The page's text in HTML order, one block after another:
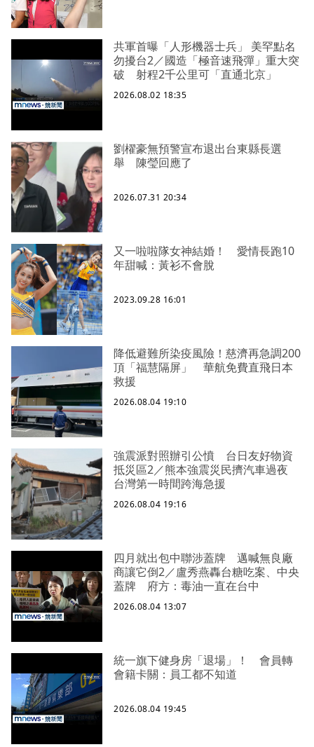
共軍首曝「人形機器士兵」 美罕點名
勿擾台2／國造「極音速飛彈」重大突
破 射程2千公里可「直通北京」
2026.08.02 18:35
劉櫂豪無預警宣布退出台東縣長選
舉 陳瑩回應了
2026.07.31 20:34
又一啦啦隊女神結婚！ 愛情長跑10
年甜喊：黃衫不會脫
2023.09.28 16:01
降低避難所染疫風險！慈濟再急調200
頂「福慧隔屏」 華航免費直飛日本
救援
2026.08.04 19:10
強震派對照辦引公憤 台日友好物資
抵災區2／熊本強震災民擠汽車過夜
台灣第一時間跨海急援
2026.08.04 19:16
四月就出包中聯涉蓋牌 邁喊無良廠
商讓它倒2／盧秀燕轟台糖吃案、中央
蓋牌 府方：毒油一直在台中
2026.08.04 13:07
統一旗下健身房「退場」！ 會員轉
會籍卡關：員工都不知道
2026.08.04 19:45